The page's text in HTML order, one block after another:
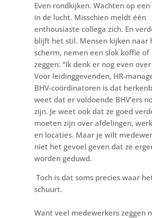
Even rondkijken. Wachten op een
in de lucht. Misschien meldt één
enthousiaste collega zich. En
blijft het stil. Mensen kijken naar
scherm, nemen een slok koffie of
zeggen: “Ik denk er nog even over
Voor leidinggevenden, HR-
BHV-coördinatoren is dat
weet dat er voldoende BHV’ers
zijn. Je weet ook dat ze goed
moeten zijn over afdelingen,
en locaties. Maar je wilt
niet het gevoel geven dat ze
worden geduwd.
Toch is dat soms precies waar
schuurt.
Want veel medewerkers zeggen